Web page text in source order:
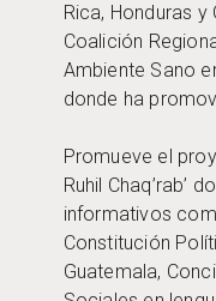
Rica, Honduras
Coalición
Ambiente Sano
donde ha
Promueve el
Ruhil Chaq’rab’
informativos
Constitución
Guatemala,